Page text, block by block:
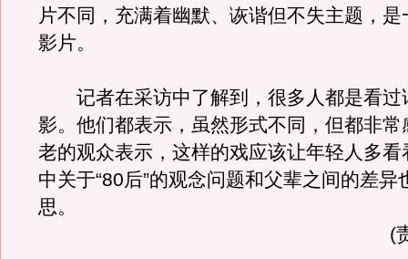
片不同，充满着幽默、诙谐但不失主题，
影片。
记者在采访中了解到，很多人都是看过
影。他们都表示，虽然形式不同，但都非常
老的观众表示，这样的戏应该让年轻人多看
中关于“80后”的观念问题和父辈之间的差异
思。
(